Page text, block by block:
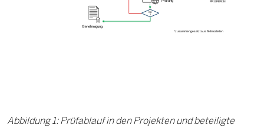
Abbildung 1: Prüfablauf in den Projekten und beteiligte